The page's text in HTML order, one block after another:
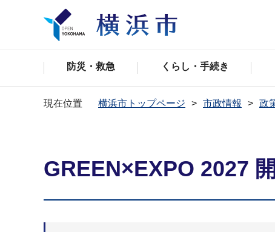
防災・救急 くらし・手続き
現在位置 横浜市トップページ 市政情報 政
GREEN×EXPO 2027